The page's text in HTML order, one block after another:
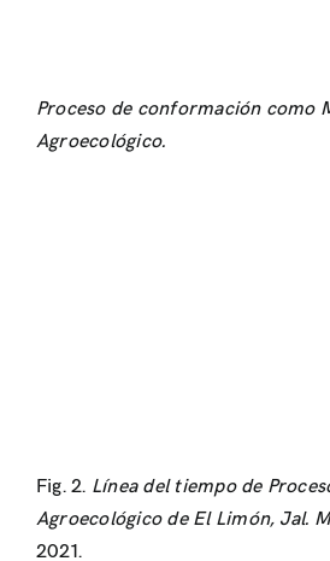
Proceso de conformación como
Agroecológico.
Fig. 2. Línea del tiempo de
Agroecológico de El Limón, Jal.
2021.